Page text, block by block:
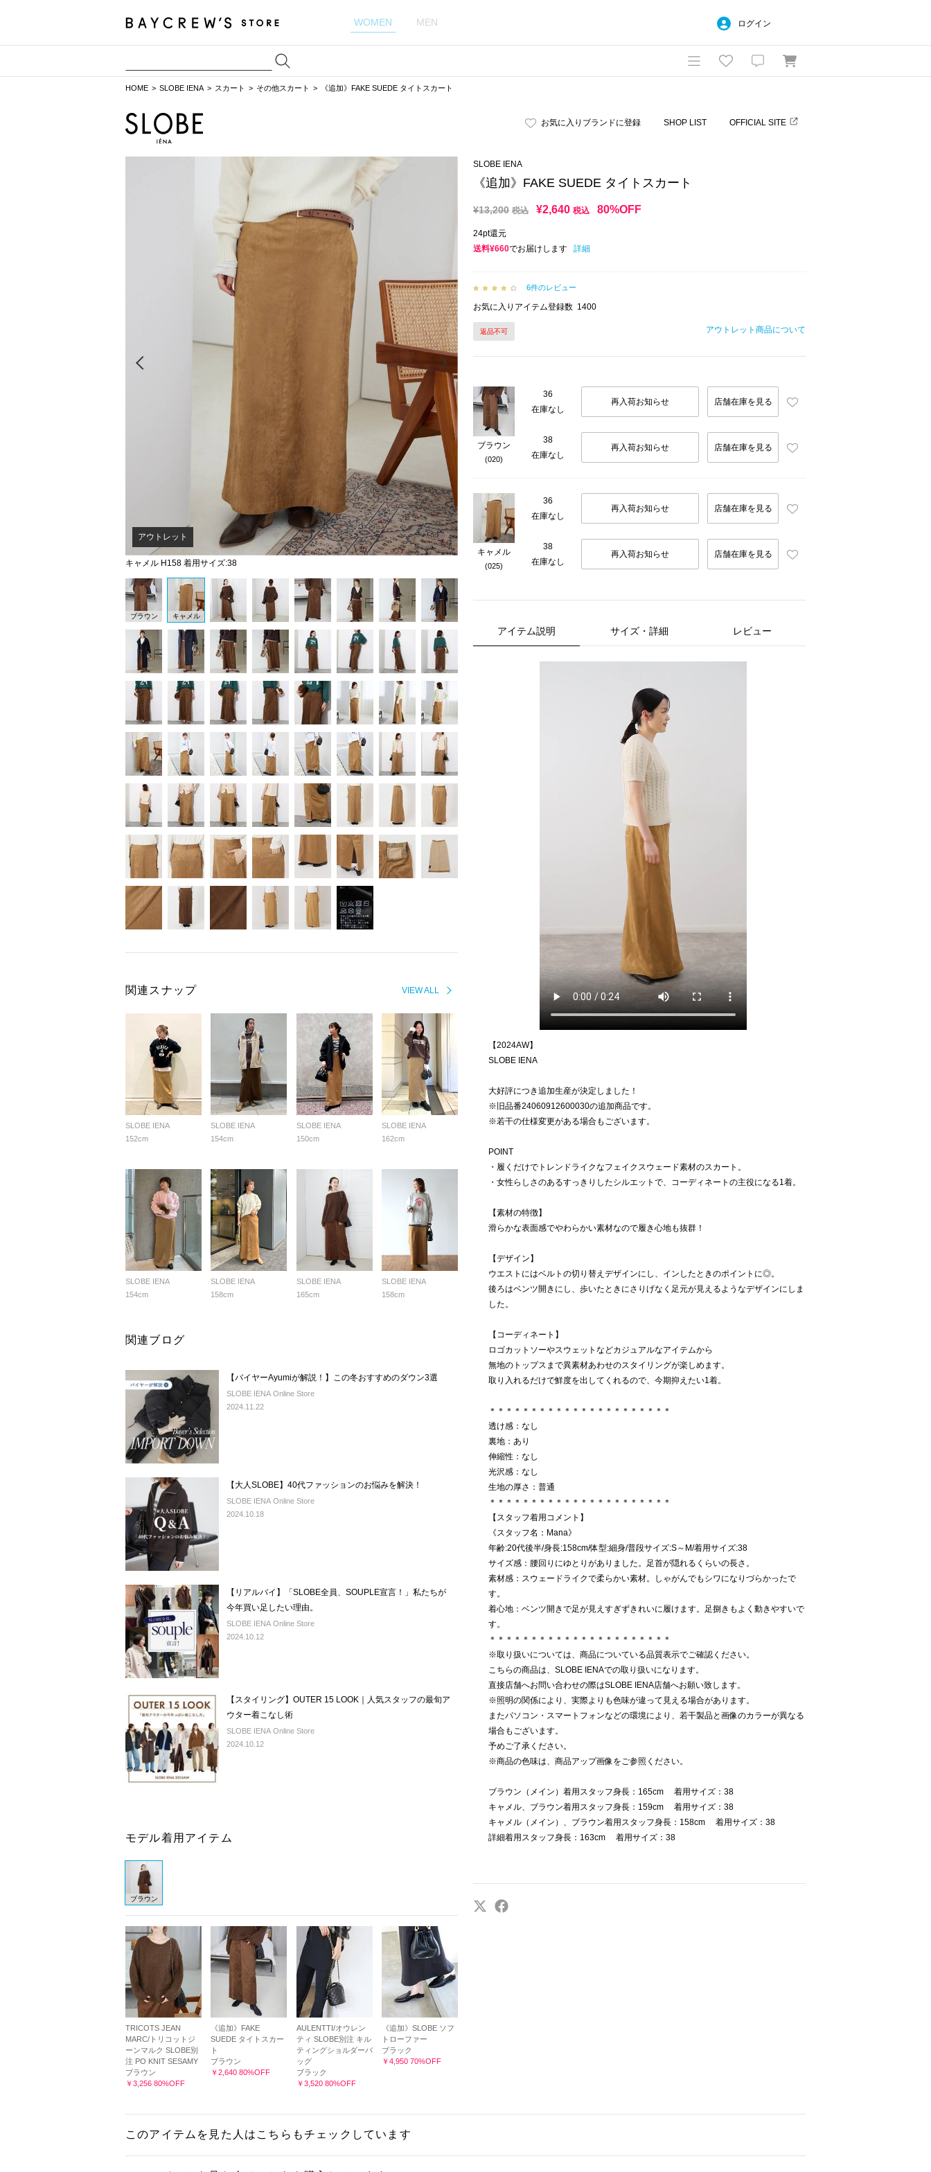
WOMEN MEN ログイン
HOME SLOBE IENA スカート その他スカート 《追加》FAKE SUEDE タイトスカート
お気に入りブランドに登録 SHOP LIST OFFICIAL SITE
キャメル H158 着用サイズ:38
Next
アウトレット
ブラウン キャメル
VIEW ALL
関連スナップ
SLOBE IENA
152cm
SLOBE IENA
154cm
SLOBE IENA
150cm
SLOBE IENA
162cm
SLOBE IENA
154cm
SLOBE IENA
158cm
SLOBE IENA
165cm
SLOBE IENA
158cm
関連ブログ
【バイヤーAyumiが解説！】この冬おすすめのダウン3選
SLOBE IENA Online Store
2024.11.22
【大人SLOBE】40代ファッションのお悩みを解決！
SLOBE IENA Online Store
2024.10.18
【リアルバイ】「SLOBE全員、SOUPLE宣言！」私たちが
今年買い足したい理由。
SLOBE IENA Online Store
2024.10.12
【スタイリング】OUTER 15 LOOK｜人気スタッフの最旬ア
ウター着こなし術
SLOBE IENA Online Store
2024.10.12
モデル着用アイテム
ブラウン
TRICOTS JEAN
MARC/トリコットジ
ーンマルク SLOBE別
注 PO KNIT SESAMY
ブラウン
￥3,256 80%OFF
《追加》FAKE
SUEDE タイトスカー
ト
ブラウン
￥2,640 80%OFF
AULENTTI/オウレン
ティ SLOBE別注 キル
ティングショルダーバ
ッグ
ブラック
￥3,520 80%OFF
《追加》SLOBE ソフ
トローファー
ブラック
￥4,950 70%OFF
SLOBE IENA
《追加》FAKE SUEDE タイトスカート
¥13,200 税込 ¥2,640 税込 80%OFF
24pt還元
送料¥660でお届けします 詳細
6件のレビュー
お気に入りアイテム登録数 1400
返品不可 アウトレット商品について
ブラウン
(020)
36
在庫なし
再入荷お知らせ 店舗在庫を見る
38
在庫なし
再入荷お知らせ 店舗在庫を見る
キャメル
(025)
36
在庫なし
再入荷お知らせ 店舗在庫を見る
38
在庫なし
再入荷お知らせ 店舗在庫を見る
アイテム説明 サイズ・詳細 レビュー
【2024AW】
SLOBE IENA
大好評につき追加生産が決定しました！
※旧品番24060912600030の追加商品です。
※若干の仕様変更がある場合もございます。
POINT
・履くだけでトレンドライクなフェイクスウェード素材のスカート。
・女性らしさのあるすっきりしたシルエットで、コーディネートの主役になる1着。
【素材の特徴】
滑らかな表面感でやわらかい素材なので履き心地も抜群！
【デザイン】
ウエストにはベルトの切り替えデザインにし、インしたときのポイントに◎。
後ろはベンツ開きにし、歩いたときにさりげなく足元が見えるようなデザインにしま
した。
【コーディネート】
ロゴカットソーやスウェットなどカジュアルなアイテムから
無地のトップスまで異素材あわせのスタイリングが楽しめます。
取り入れるだけで鮮度を出してくれるので、今期抑えたい1着。
＊＊＊＊＊＊＊＊＊＊＊＊＊＊＊＊＊＊＊＊＊＊
透け感：なし
裏地：あり
伸縮性：なし
光沢感：なし
生地の厚さ：普通
＊＊＊＊＊＊＊＊＊＊＊＊＊＊＊＊＊＊＊＊＊＊
【スタッフ着用コメント】
《スタッフ名：Mana》
年齢:20代後半/身長:158cm/体型:細身/普段サイズ:S～M/着用サイズ:38
サイズ感：腰回りにゆとりがありました。足首が隠れるくらいの長さ。
素材感：スウェードライクで柔らかい素材。しゃがんでもシワになりづらかったで
す。
着心地：ベンツ開きで足が見えすぎずきれいに履けます。足捌きもよく動きやすいで
す。
＊＊＊＊＊＊＊＊＊＊＊＊＊＊＊＊＊＊＊＊＊＊
※取り扱いについては、商品についている品質表示でご確認ください。
こちらの商品は、SLOBE IENAでの取り扱いになります。
直接店舗へお問い合わせの際はSLOBE IENA店舗へお願い致します。
※照明の関係により、実際よりも色味が違って見える場合があります。
またパソコン・スマートフォンなどの環境により、若干製品と画像のカラーが異なる
場合もございます。
予めご了承ください。
※商品の色味は、商品アップ画像をご参照ください。
ブラウン（メイン）着用スタッフ身長：165cm 着用サイズ：38
キャメル、ブラウン着用スタッフ身長：159cm 着用サイズ：38
キャメル（メイン）、ブラウン着用スタッフ身長：158cm 着用サイズ：38
詳細着用スタッフ身長：163cm 着用サイズ：38
このアイテムを見た人はこちらもチェックしています